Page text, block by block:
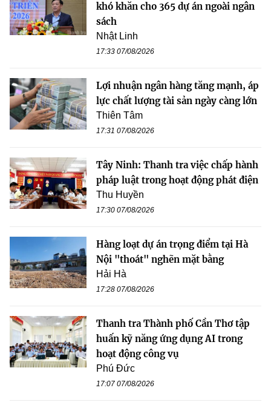
khó khăn cho 365 dự án ngoài ngân
sách
Nhật Linh
17:33 07/08/2026
Lợi nhuận ngân hàng tăng mạnh, áp
lực chất lượng tài sản ngày càng lớn
Thiên Tâm
17:31 07/08/2026
Tây Ninh: Thanh tra việc chấp hành
pháp luật trong hoạt động phát điện
Thu Huyền
17:30 07/08/2026
Hàng loạt dự án trọng điểm tại Hà
Nội "thoát" nghẽn mặt bằng
Hải Hà
17:28 07/08/2026
Thanh tra Thành phố Cần Thơ tập
huấn kỹ năng ứng dụng AI trong
hoạt động công vụ
Phú Đức
17:07 07/08/2026